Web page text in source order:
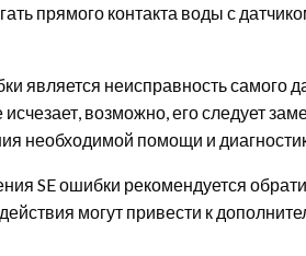
прямого контакта воды с
является неисправность самого
возможно, его следует
необходимой помощи и
SE ошибки рекомендуется
могут привести к